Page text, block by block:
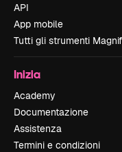
API
App mobile
Tutti gli strumenti
Inizia
Academy
Documentazione
Assistenza
Termini e condizioni